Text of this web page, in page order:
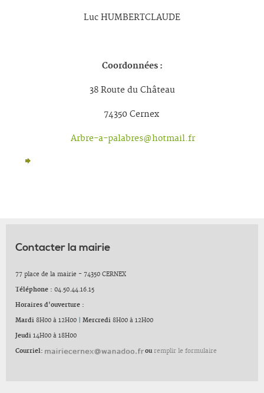
Luc HUMBERTCLAUDE
Coordonnées :
38 Route du Château
74350 Cernex
Arbre-a-palabres@hotmail.fr
Contacter la mairie
77 place de la mairie - 74350 CERNEX
Téléphone : 04.50.44.16.15
Horaires d'ouverture :
Mardi 8H00 à 12H00 Mercredi 8H00 à 12H00
Jeudi 14H00 à 18H00
Courriel: ou remplir le formulaire